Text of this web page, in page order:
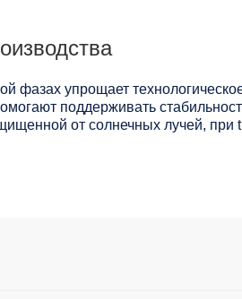
фазах упрощает
поддерживать
от солнечных лучей, при